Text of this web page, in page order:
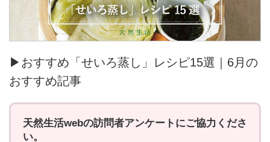
▶おすすめ「せいろ蒸し」レシピ15選｜6月の
おすすめ記事